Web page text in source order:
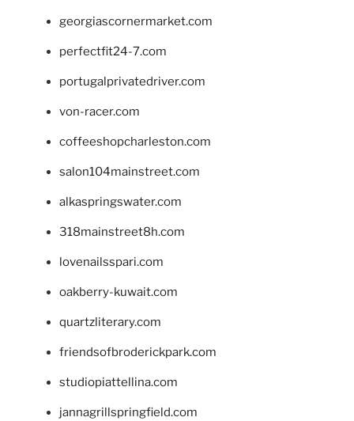
georgiascornermarket.com
perfectfit24-7.com
portugalprivatedriver.com
von-racer.com
coffeeshopcharleston.com
salon104mainstreet.com
alkaspringswater.com
318mainstreet8h.com
lovenailsspari.com
oakberry-kuwait.com
quartzliterary.com
friendsofbroderickpark.com
studiopiattellina.com
jannagrillspringfield.com